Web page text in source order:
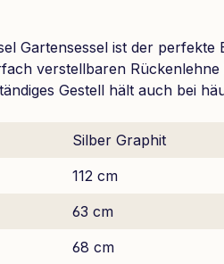
Gartensessel ist der
verstellbaren
Gestell hält auch bei
Silber Graphit
112 cm
63 cm
68 cm